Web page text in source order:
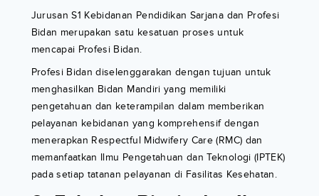
Jurusan S1 Kebidanan Pendidikan Sarjana dan Profesi
Bidan merupakan satu kesatuan proses untuk
mencapai Profesi Bidan.
Profesi Bidan diselenggarakan dengan tujuan untuk
menghasilkan Bidan Mandiri yang memiliki
pengetahuan dan keterampilan dalam memberikan
pelayanan kebidanan yang komprehensif dengan
menerapkan Respectful Midwifery Care (RMC) dan
memanfaatkan Ilmu Pengetahuan dan Teknologi (IPTEK)
pada setiap tatanan pelayanan di Fasilitas Kesehatan.